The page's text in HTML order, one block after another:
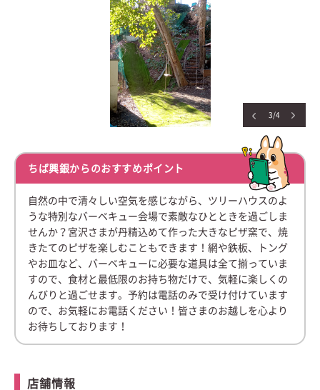
4/4
ちば興銀からのおすすめポイント
自然の中で清々しい空気を感じながら、ツリーハウスのよ
うな特別なバーベキュー会場で素敵なひとときを過ごしま
せんか？宮沢さまが丹精込めて作った大きなピザ窯で、焼
きたてのピザを楽しむこともできます！網や鉄板、トング
やお皿など、バーベキューに必要な道具は全て揃っていま
すので、食材と最低限のお持ち物だけで、気軽に楽しくの
んびりと過ごせます。予約は電話のみで受け付けています
ので、お気軽にお電話ください！皆さまのお越しを心より
お待ちしております！
店舗情報